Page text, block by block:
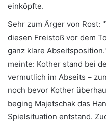
einköpfte.
Sehr zum Ärger von Rost:
diesen Freistoß vor dem
ganz klare
meinte: Kother stand bei
vermutlich im Abseits –
noch bevor Kother
beging Majetschak das
Spielsituation entstand.